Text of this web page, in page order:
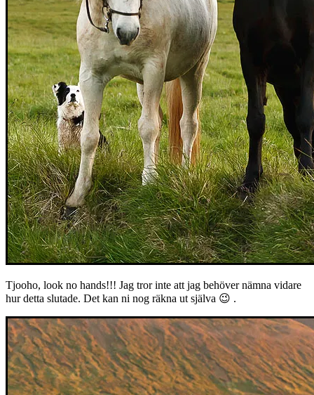
Tjooho, look no hands!!! Jag tror inte att jag behöver nämna vidare
hur detta slutade. Det kan ni nog räkna ut själva 😉 .